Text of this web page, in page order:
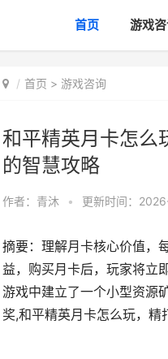
首页 游戏
首页 > 游戏咨询
和平精英月卡怎么
的智慧攻略
作者： 青沐 • 更新时间：
摘要：理解月卡核心价值，
益，购买月卡后，玩家将立
游戏中建立了一个小型资源
奖,和平精英月卡怎么玩，